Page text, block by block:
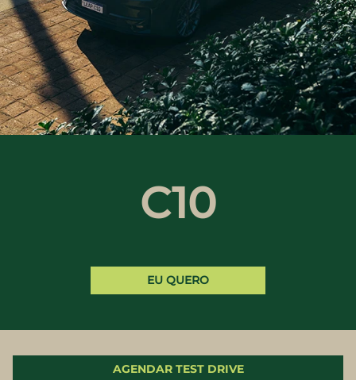
C10
EU QUERO
AGENDAR TEST DRIVE